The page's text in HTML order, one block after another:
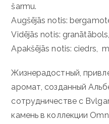
šarmu.
Augšējās notis:
Vidējās notis:
Apakšējās notis: ciedrs,
Жизнерадостный,
аромат, созданный
сотрудничестве с
камень в коллекции